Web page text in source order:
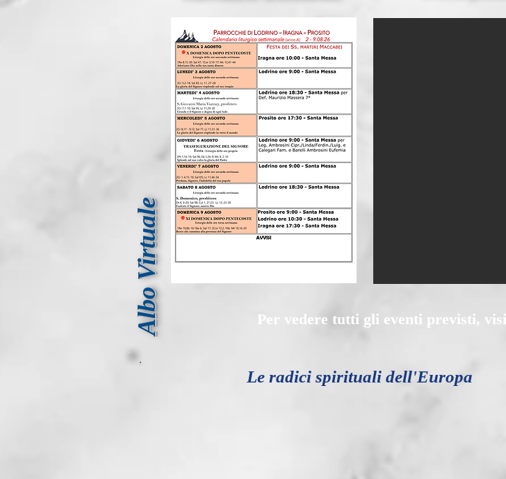
Albo Virtuale Per vedere tutti gli eventi previsti,
Le radici spirituali dell'Europa